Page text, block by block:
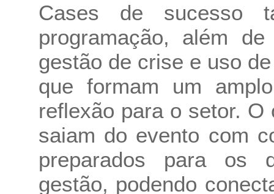
Cases de sucesso
programação, além de
gestão de crise e uso
que formam um
reflexão para o setor.
saiam do evento com
preparados para os
gestão, podendo